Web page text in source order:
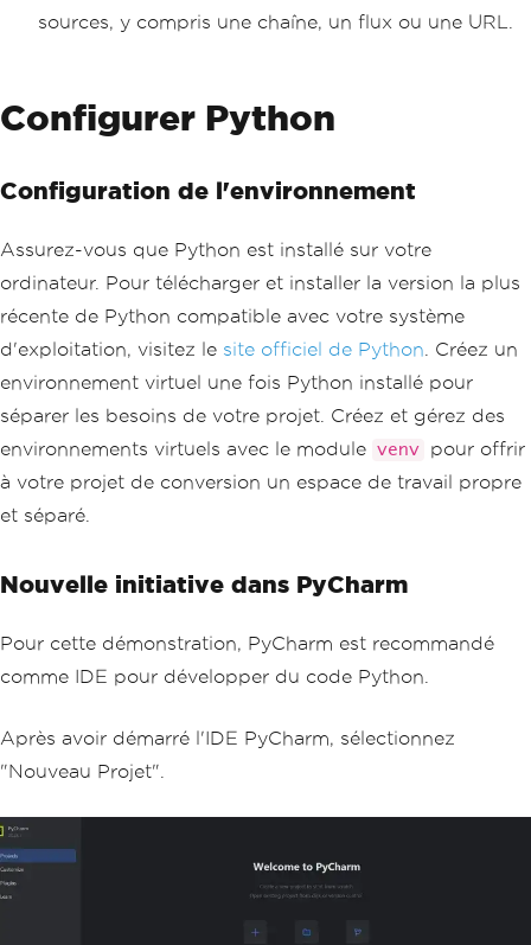
sources, y compris une chaîne, un flux ou une URL.
Configurer Python
Configuration de l'environnement
Assurez-vous que Python est installé sur votre
ordinateur. Pour télécharger et installer la version la plus
récente de Python compatible avec votre système
d'exploitation, visitez le site officiel de Python . Créez un
environnement virtuel une fois Python installé pour
séparer les besoins de votre projet. Créez et gérez des
environnements virtuels avec le module venv
pour offrir
à votre projet de conversion un espace de travail propre
et séparé.
Nouvelle initiative dans PyCharm
Pour cette démonstration, PyCharm est recommandé
comme IDE pour développer du code Python.
Après avoir démarré l'IDE PyCharm, sélectionnez
"Nouveau Projet".